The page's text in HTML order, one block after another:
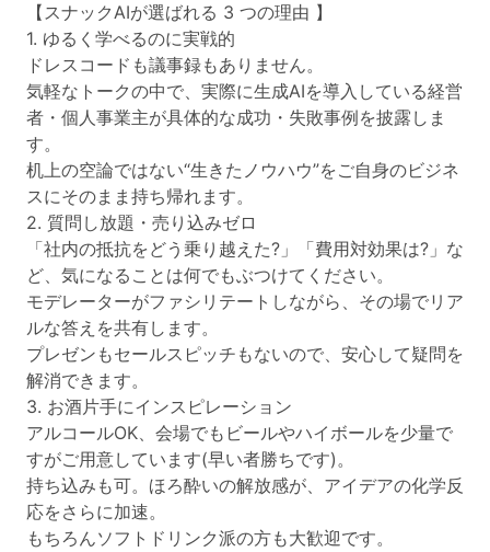
【スナックAIが選ばれる 3 つの理由 】
1. ゆるく学べるのに実戦的
ドレスコードも議事録もありません。
気軽なトークの中で、実際に生成AIを導入している経営
者・個人事業主が具体的な成功・失敗事例を披露しま
す。
机上の空論ではない“生きたノウハウ”をご自身のビジネ
スにそのまま持ち帰れます。
2. 質問し放題・売り込みゼロ
「社内の抵抗をどう乗り越えた?」「費用対効果は?」な
ど、気になることは何でもぶつけてください。
モデレーターがファシリテートしながら、その場でリア
ルな答えを共有します。
プレゼンもセールスピッチもないので、安心して疑問を
解消できます。
3. お酒片手にインスピレーション
アルコールOK、会場でもビールやハイボールを少量で
すがご用意しています(早い者勝ちです)。
持ち込みも可。ほろ酔いの解放感が、アイデアの化学反
応をさらに加速。
もちろんソフトドリンク派の方も大歓迎です。